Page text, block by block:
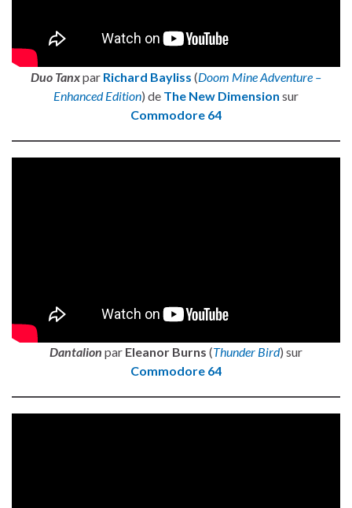
Duo Tanxpar Richard Bayliss (Doom Mine Adventure –
Enhanced Edition) de The New Dimension sur
Commodore 64
Dantalion par Eleanor Burns (Thunder Bird) sur
Commodore 64